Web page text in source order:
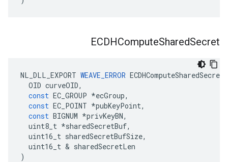
ECDHComputeSharedSecret
NL_DLL_EXPORT WEAVE_ERROR ECDHComputeSharedSecret
OID curveOID,
const EC_GROUP *ecGroup,
const EC_POINT *pubKeyPoint,
const BIGNUM *privKeyBN,
uint8_t *sharedSecretBuf,
uint16_t sharedSecretBufSize,
uint16_t & sharedSecretLen
)